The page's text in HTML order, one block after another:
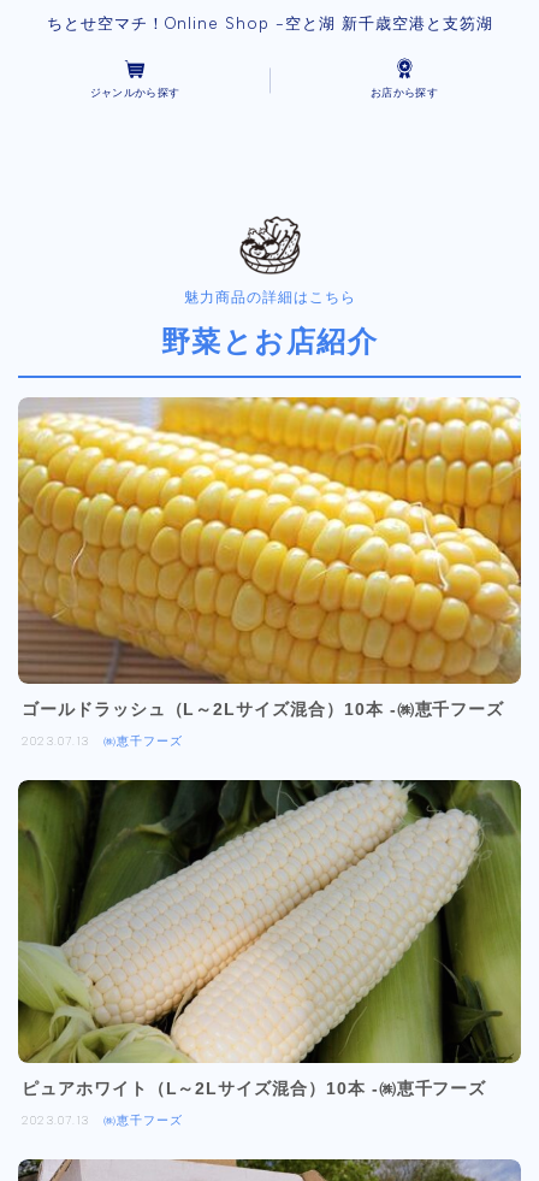
ちとせ空マチ！Online Shop -空と湖 新千歳空港と支笏湖
ジャンルから探す お店から探す
魅力商品の詳細はこちら
野菜とお店紹介
ゴールドラッシュ（L～2Lサイズ混合）10本 -㈱恵千フーズ
2023.07.13 ㈱恵千フーズ
ピュアホワイト（L～2Lサイズ混合）10本 -㈱恵千フーズ
2023.07.13 ㈱恵千フーズ